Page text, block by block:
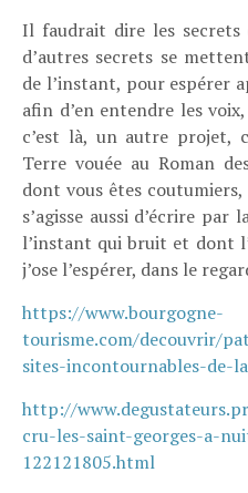
Il faudrait dire les secrets
d’autres secrets se
de l’instant, pour espérer
afin d’en entendre les
c’est là, un autre projet,
Terre vouée au Roman
dont vous êtes
s’agisse aussi d’écrire
l’instant qui bruit et dont
j’ose l’espérer, dans le
https://www.bourgogne-
tourisme.com/decouvrir/
sites-incontournables-de-
http://
cru-les-saint-georges-a-
122121805.html